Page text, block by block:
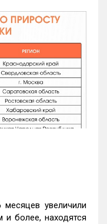
увеличили
более, находятся